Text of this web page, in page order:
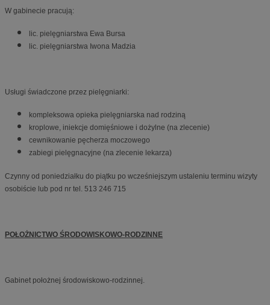
W gabinecie pracują:
lic. pielęgniarstwa Ewa Bursa
lic. pielęgniarstwa Iwona Madzia
Usługi świadczone przez pielęgniarki:
kompleksowa opieka pielęgniarska nad rodziną
kroplowe, iniekcje domięśniowe i dożylne (na zlecenie)
cewnikowanie pęcherza moczowego
zabiegi pielęgnacyjne (na zlecenie lekarza)
Czynny od poniedziałku do piątku po wcześniejszym ustaleniu terminu wizyty
osobiście lub pod nr tel. 513 246 715
POŁOŻNICTWO ŚRODOWISKOWO-RODZINNE
Gabinet położnej środowiskowo-rodzinnej.